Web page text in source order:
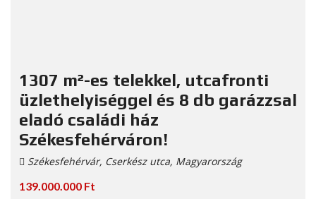
1307 m²-es telekkel, utcafronti
üzlethelyiséggel és 8 db garázzsal
eladó családi ház
Székesfehérváron!
Székesfehérvár, Cserkész utca, Magyarország
139.000.000 Ft